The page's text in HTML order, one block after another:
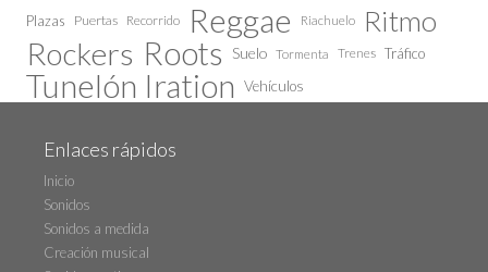
Plazas Puertas Recorrido Reggae Riachuelo Ritmo
Rockers Roots Suelo Tormenta Trenes Tráfico
Tunelón Iration Vehículos
Enlaces rápidos
Inicio
Sonidos
Sonidos a medida
Creación musical